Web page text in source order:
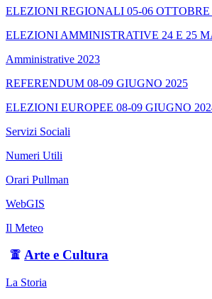
ELEZIONI REGIONALI 05-06 OTTOBRE
ELEZIONI AMMINISTRATIVE 24 E 25
Amministrative 2023
REFERENDUM 08-09 GIUGNO 2025
ELEZIONI EUROPEE 08-09 GIUGNO
Servizi Sociali
Numeri Utili
Orari Pullman
WebGIS
Il Meteo
Arte e Cultura
La Storia